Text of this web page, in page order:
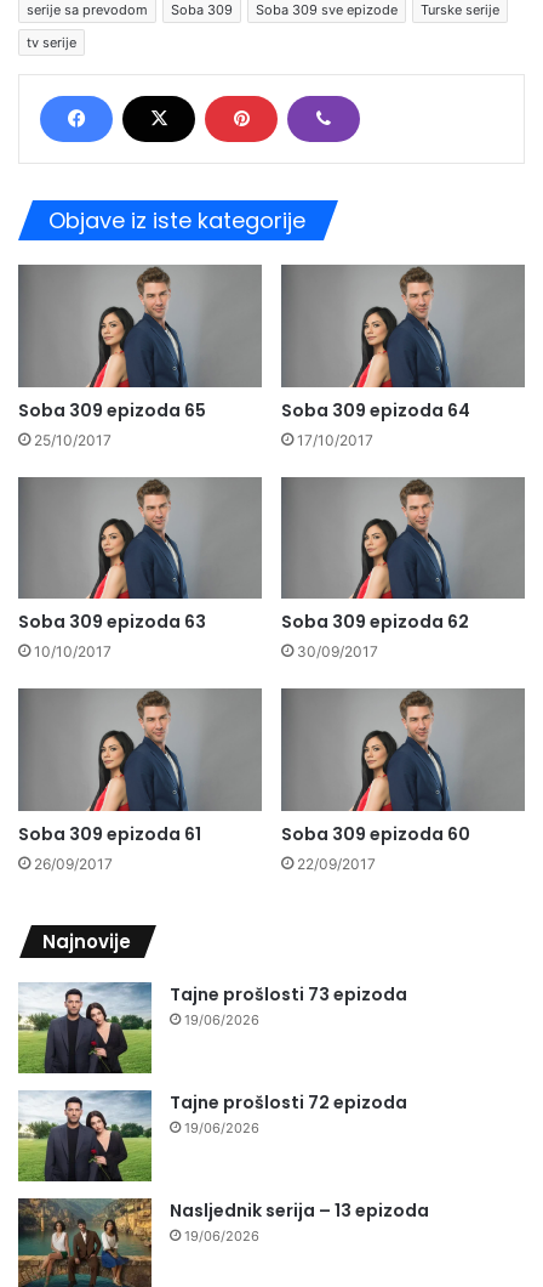
serije sa prevodom
Soba 309 Soba 309 sve epizode
Turske serije
tv serije
Objave iz iste kategorije
Soba 309 epizoda 65
25/10/2017
Soba 309 epizoda 64
17/10/2017
Soba 309 epizoda 63
10/10/2017
Soba 309 epizoda 62
30/09/2017
Soba 309 epizoda 61
26/09/2017
Soba 309 epizoda 60
22/09/2017
Najnovije
Tajne prošlosti 73 epizoda
19/06/2026
Tajne prošlosti 72 epizoda
19/06/2026
Nasljednik serija – 13 epizoda
19/06/2026